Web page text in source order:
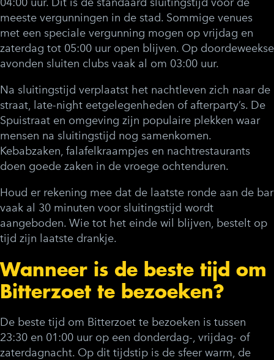
meeste vergunningen in de stad. Sommige venues
met een speciale vergunning mogen op vrijdag en
zaterdag tot 05:00 uur open blijven. Op doordeweekse
avonden sluiten clubs vaak al om 03:00 uur.
Na sluitingstijd verplaatst het nachtleven zich naar de
straat, late-night eetgelegenheden of afterparty’s. De
Spuistraat en omgeving zijn populaire plekken waar
mensen na sluitingstijd nog samenkomen.
Kebabzaken, falafelkraampjes en nachtrestaurants
doen goede zaken in de vroege ochtenduren.
Houd er rekening mee dat de laatste ronde aan de bar
vaak al 30 minuten voor sluitingstijd wordt
aangeboden. Wie tot het einde wil blijven, bestelt op
tijd zijn laatste drankje.
Wanneer is de beste tijd om
Bitterzoet te bezoeken?
De beste tijd om Bitterzoet te bezoeken is tussen
23:30 en 01:00 uur op een donderdag-, vrijdag- of
zaterdagnacht. Op dit tijdstip is de sfeer warm, de